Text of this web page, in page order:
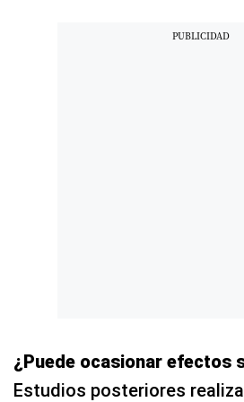
¿Puede ocasionar efectos
Estudios posteriores